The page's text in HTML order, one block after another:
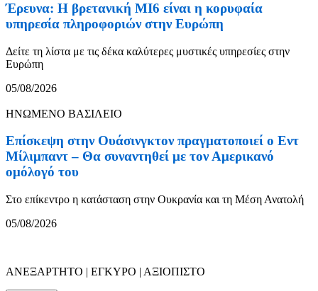
Έρευνα: Η βρετανική MI6 είναι η κορυφαία
υπηρεσία πληροφοριών στην Ευρώπη
Δείτε τη λίστα με τις δέκα καλύτερες μυστικές υπηρεσίες στην
Ευρώπη
05/08/2026
ΗΝΩΜΕΝΟ ΒΑΣΙΛΕΙΟ
Επίσκεψη στην Ουάσινγκτον πραγματοποιεί ο Εντ
Μίλιμπαντ – Θα συναντηθεί με τον Αμερικανό
ομόλογό του
Στο επίκεντρο η κατάσταση στην Ουκρανία και τη Μέση Ανατολή
05/08/2026
ΑΝΕΞΑΡΤΗΤΟ | ΕΓΚΥΡΟ | ΑΞΙΟΠΙΣΤΟ